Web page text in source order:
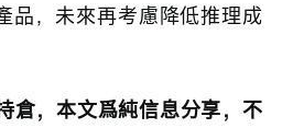
品，未來再考慮降低推理成
倉，本文爲純信息分享，不